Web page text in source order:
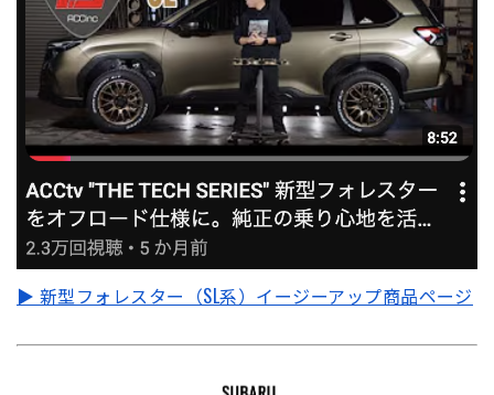
▶ 新型フォレスター（SL系）イージーアップ商品ページ